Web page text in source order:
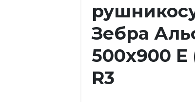
Зебра
500х900 Е
R3